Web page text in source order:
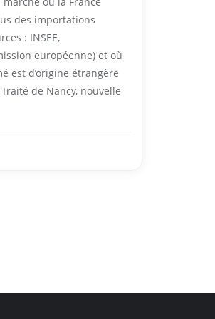
des importations
: INSEE,
européenne) et où
est d’origine étrangère
de Nancy, nouvelle